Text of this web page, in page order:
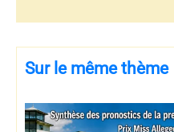
Sur le même thème